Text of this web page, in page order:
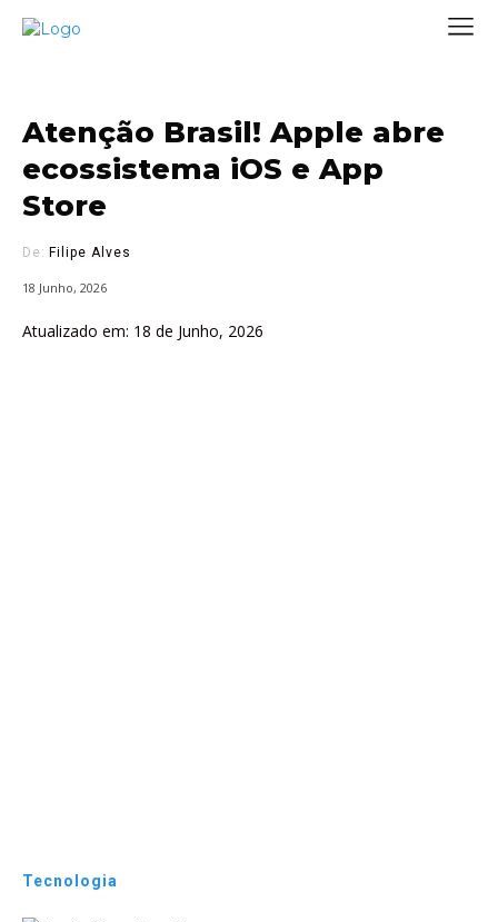
Atenção Brasil! Apple abre
ecossistema iOS e App
Store
De: Filipe Alves
18 Junho, 2026
Atualizado em: 18 de Junho, 2026
Tecnologia